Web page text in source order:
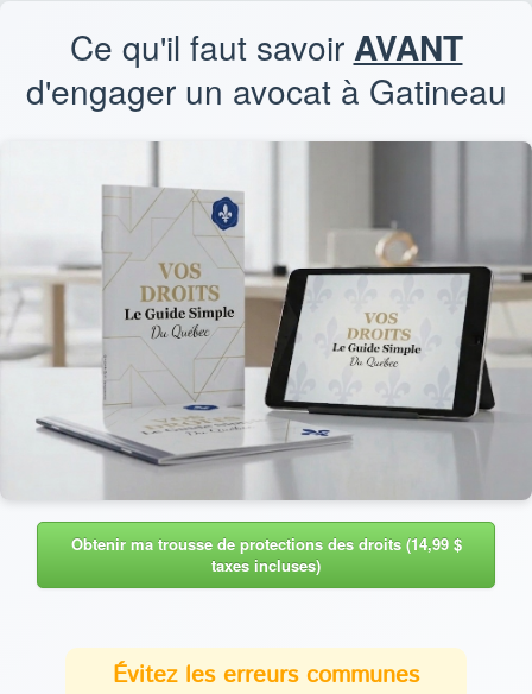
Ce qu'il faut savoir AVANT
d'engager un avocat à Gatineau
Obtenir ma trousse de protections des droits (14,99 $
taxes incluses)
Évitez les erreurs communes